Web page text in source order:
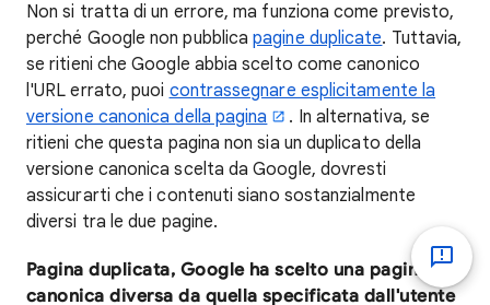
Non si tratta di un errore, ma funziona come previsto,
perché Google non pubblicapagine duplicate. Tuttavia,
se ritieni che Google abbia scelto come canonico
l'URL errato, puoi contrassegnare esplicitamente la
versione canonica della pagina
. In alternativa, se
ritieni che questa pagina non sia un duplicato della
versione canonica scelta da Google, dovresti
assicurarti che i contenuti siano sostanzialmente
diversi tra le due pagine.
Pagina duplicata, Google ha scelto una pagina
canonica diversa da quella specificata dall'utente